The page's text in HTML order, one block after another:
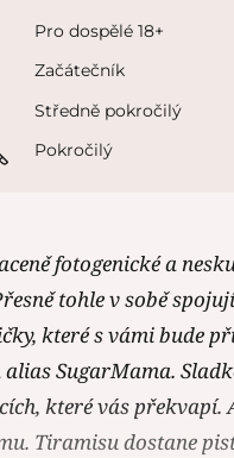
Pro dospělé 18+
Začátečník
Středně pokročilý
Pokročilý
fotogenické a
tohle v sobě
které s vámi bude
SugarMama.
které vás překvapí.
Tiramisu dostane